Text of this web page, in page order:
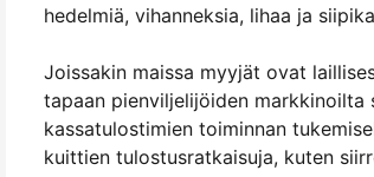
hedelmiä, vihanneksia, lihaa ja
Joissakin maissa myyjät ovat
tapaan pienviljelijöiden
kassatulostimien toiminnan
kuittien tulostusratkaisuja, kuten